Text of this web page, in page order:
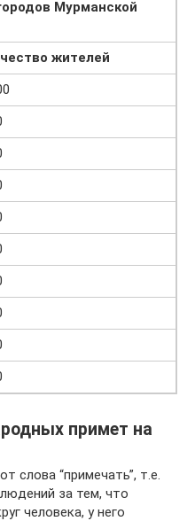
Мурманской
жителей
примет на
слова “примечать”, т.е.
за тем, что
человека, у него